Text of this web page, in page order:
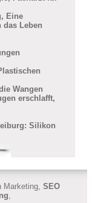
Eine
das Leben
Wangen
erschlafft,
Silikon
Marketing, SEO
,